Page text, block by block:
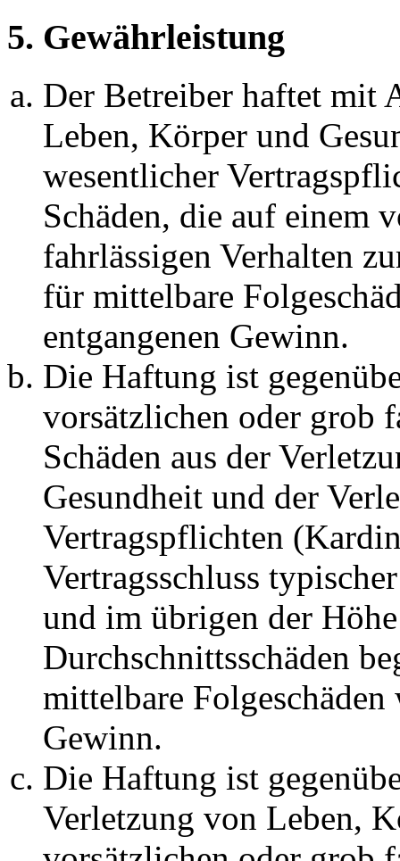
5. Gewährleistung
Der Betreiber haftet mit
Leben, Körper und
wesentlicher
Schäden, die auf einem
fahrlässigen Verhalten
für mittelbare
entgangenen Gewinn.
Die Haftung ist
vorsätzlichen oder grob
Schäden aus der
Gesundheit und der
Vertragspflichten
Vertragsschluss
und im übrigen der
Durchschnittsschäden
mittelbare Folgeschäden
Gewinn.
Die Haftung ist
Verletzung von Leben,